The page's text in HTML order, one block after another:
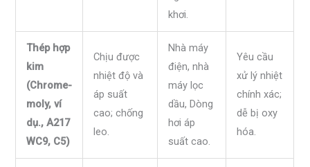
khơi.
Thép hợp
kim
(Chrome-
moly, ví
dụ., A217
WC9, C5)
Chịu được
nhiệt độ và
áp suất
cao; chống
leo.
Nhà máy
điện, nhà
máy lọc
dầu, Dòng
hơi áp
suất cao.
Yêu cầu
xử lý nhiệt
chính xác;
dễ bị oxy
hóa.